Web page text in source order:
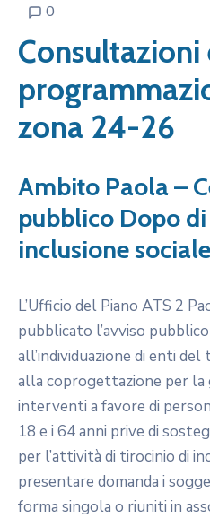
0
Consultazioni
zona 24-26
Ambito Paola –
pubblico Dopo
inclusione sociale
L’Ufficio del Piano ATS 2
pubblicato l’avviso
all’individuazione di enti
alla coprogettazione per la
interventi a favore di
18 e i 64 anni prive di
per l’attività di tirocinio di
presentare domanda i
forma singola o riuniti in